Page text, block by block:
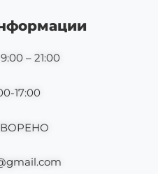
g
r
m– 21:00
17:00